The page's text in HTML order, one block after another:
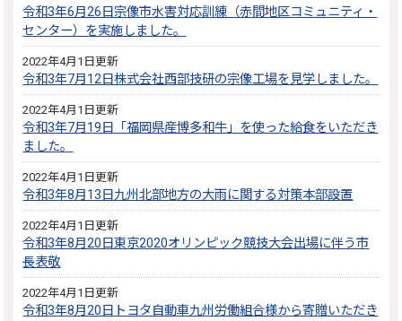
令和3年6月26日宗像市水害対応訓練（赤間地区コミュニティ・
センター）を実施しました。
2022年4月1日更新
令和3年7月12日株式会社西部技研の宗像工場を見学しました。
2022年4月1日更新
令和3年7月19日「福岡県産博多和牛」を使った給食をいただき
ました。
2022年4月1日更新
令和3年8月13日九州北部地方の大雨に関する対策本部設置
2022年4月1日更新
令和3年8月20日東京2020オリンピック競技大会出場に伴う市
長表敬
2022年4月1日更新
令和3年8月20日トヨタ自動車九州労働組合様から寄贈いただき